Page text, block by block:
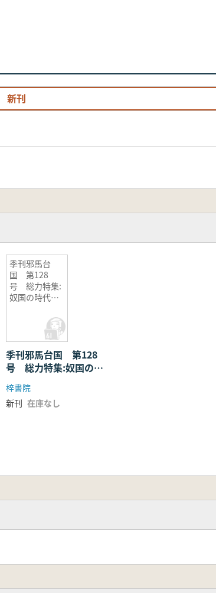
新刊
季刊邪馬台
国 第128
号 総力特集:
奴国の時代
季刊邪馬台国 第128
号 総力特集:奴国の時
代 第2弾
梓書院
新刊 在庫なし